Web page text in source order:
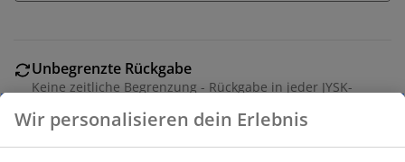
Unbegrenzte Rückgabe
Keine zeitliche Begrenzung - Rückgabe in jeder JYSK-
Preisgarantie
30 Tage Preisgarantie auf alle Artikel